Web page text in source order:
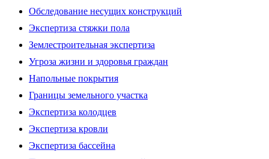
Обследование несущих конструкций
Экспертиза стяжки пола
Землестроительная экспертиза
Угроза жизни и здоровья граждан
Напольные покрытия
Границы земельного участка
Экспертиза колодцев
Экспертиза кровли
Экспертиза бассейна